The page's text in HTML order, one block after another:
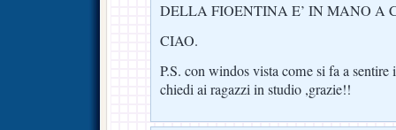
DELLA FIOENTINA E’ IN MANO A
CIAO.
P.S. con windos vista come si fa a sentire
chiedi ai ragazzi in studio ,grazie!!